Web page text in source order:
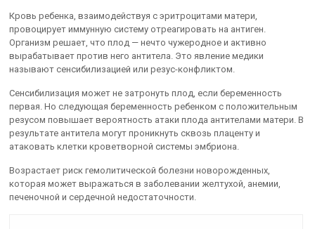
Кровь ребенка, взаимодействуя с эритроцитами матери,
провоцирует иммунную систему отреагировать на антиген.
Организм решает, что плод — нечто чужеродное и активно
вырабатывает против него антитела. Это явление медики
называют сенсибилизацией или резус-конфликтом.
Сенсибилизация может не затронуть плод, если беременность
первая. Но следующая беременность ребенком с положительным
резусом повышает вероятность атаки плода антителами матери. В
результате антитела могут проникнуть сквозь плаценту и
атаковать клетки кроветворной системы эмбриона.
Возрастает риск гемолитической болезни новорожденных,
которая может выражаться в заболевании желтухой, анемии,
печеночной и сердечной недостаточности.